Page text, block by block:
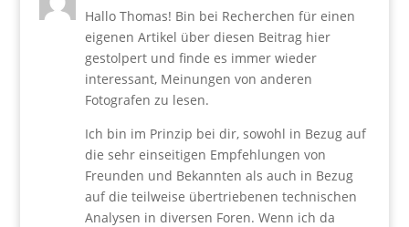
Hallo Thomas! Bin bei Recherchen für einen
eigenen Artikel über diesen Beitrag hier
gestolpert und finde es immer wieder
interessant, Meinungen von anderen
Fotografen zu lesen.
Ich bin im Prinzip bei dir, sowohl in Bezug auf
die sehr einseitigen Empfehlungen von
Freunden und Bekannten als auch in Bezug
auf die teilweise übertriebenen technischen
Analysen in diversen Foren. Wenn ich da